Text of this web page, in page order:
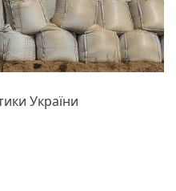
України